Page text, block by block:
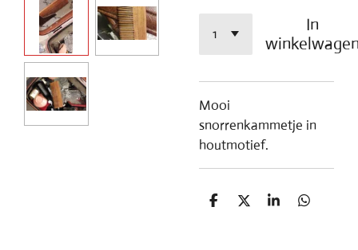
In
Mooi
snorrenkammetje in
houtmotief.
D
D
S
D